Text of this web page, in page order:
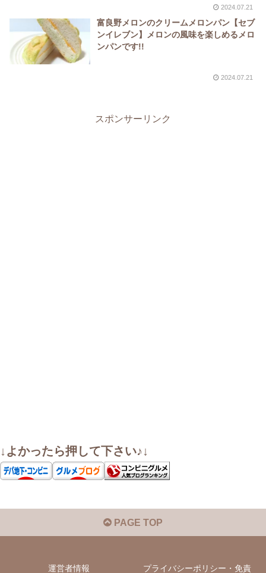
2024.07.21
富良野メロンのクリームメロンパン【セブ
ンイレブン】メロンの風味を楽しめるメロ
ンパンです!!
2024.07.21
スポンサーリンク
↓よかったら押して下さい♪↓
PAGE TOP
運営者情報 プライバシーポリシー・免責